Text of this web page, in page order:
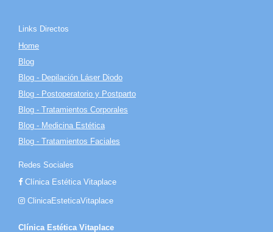
Links Directos
Home
Blog
Blog - Depilación Láser Diodo
Blog - Postoperatorio y Postparto
Blog - Tratamientos Corporales
Blog - Medicina Estética
Blog - Tratamientos Faciales
Redes Sociales
Clínica Estética Vitaplace
ClinicaEsteticaVitaplace
Clínica Estética Vitaplace